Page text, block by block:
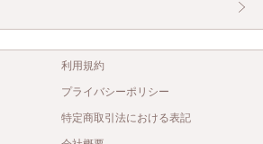
利用規約
プライバシーポリシー
特定商取引法における表記